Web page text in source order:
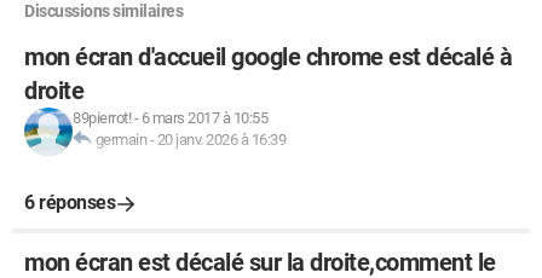
Discussions similaires
mon écran d'accueil google chrome est décalé à
droite
89pierrot!- 6 mars 2017 à 10:55
germain-20 janv. 2026 à 16:39
6 réponses
mon écran est décalé sur la droite,comment le